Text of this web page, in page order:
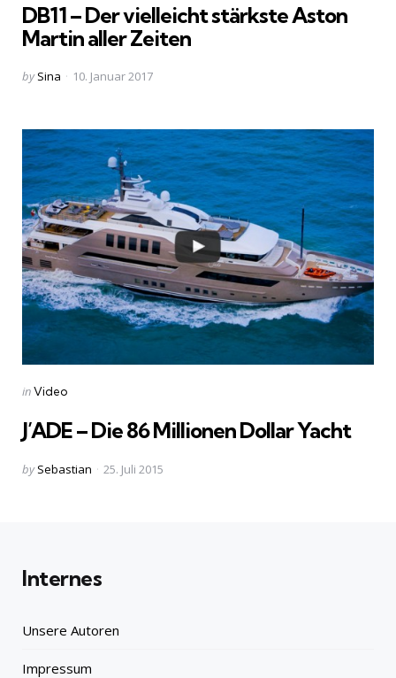
DB11 – Der vielleicht stärkste Aston
Martin aller Zeiten
Posted
by Sina 10. Januar 2017
Categories
Posted
inVideo
J’ADE – Die 86 Millionen Dollar Yacht
Posted
by Sebastian 25. Juli 2015
Internes
Unsere Autoren
Impressum